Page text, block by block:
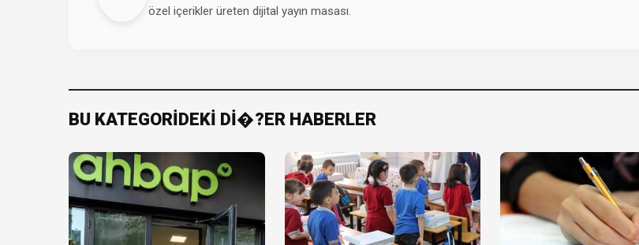
özel içerikler üreten dijital yayın masası.
BU KATEGORİDEKİ Dİ�?ER HABERLER